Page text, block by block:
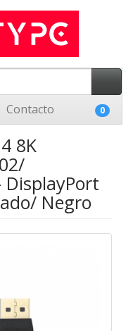
Contacto 0
8K
DisplayPort
Negro